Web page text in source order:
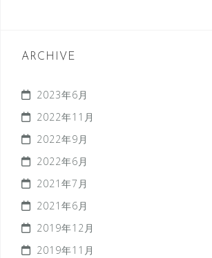
ARCHIVE
2023年6月
2022年11月
2022年9月
2022年6月
2021年7月
2021年6月
2019年12月
2019年11月